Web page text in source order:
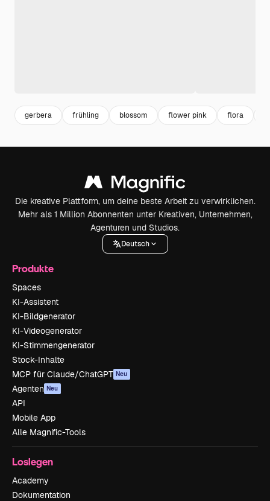
gerbera frühling blossom flower pink flora
Die kreative Plattform, um deine beste Arbeit zu verwirklichen.
Mehr als 1 Million Abonnenten unter Kreativen, Unternehmen,
Agenturen und Studios.
Deutsch
Produkte
Spaces
KI-Assistent
KI-Bildgenerator
KI-Videogenerator
KI-Stimmengenerator
Stock-Inhalte
MCP für Claude/ChatGPT Neu
Agenten Neu
API
Mobile App
Alle Magnific-Tools
Loslegen
Academy
Dokumentation